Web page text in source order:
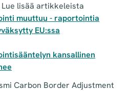
lisää artikkeleista
muuttuu - raportointia
EU:ssa
kansallinen
Carbon Border Adjustment